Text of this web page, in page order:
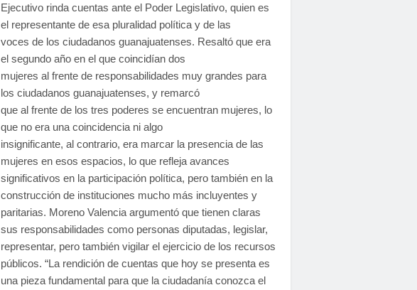
Ejecutivo rinda cuentas ante el Poder Legislativo, quien es
el representante de esa pluralidad política y de las
voces de los ciudadanos guanajuatenses. Resaltó que era
el segundo año en el que coincidían dos
mujeres al frente de responsabilidades muy grandes para
los ciudadanos guanajuatenses, y remarcó
que al frente de los tres poderes se encuentran mujeres, lo
que no era una coincidencia ni algo
insignificante, al contrario, era marcar la presencia de las
mujeres en esos espacios, lo que refleja avances
significativos en la participación política, pero también en la
construcción de instituciones mucho más incluyentes y
paritarias. Moreno Valencia argumentó que tienen claras
sus responsabilidades como personas diputadas, legislar,
representar, pero también vigilar el ejercicio de los recursos
públicos. “La rendición de cuentas que hoy se presenta es
una pieza fundamental para que la ciudadanía conozca el